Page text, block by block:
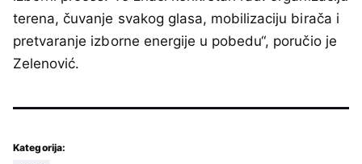
terena, čuvanje svakog glasa, mobilizaciju birača i
pretvaranje izborne energije u pobedu“, poručio je
Zelenović.
Kategorija: